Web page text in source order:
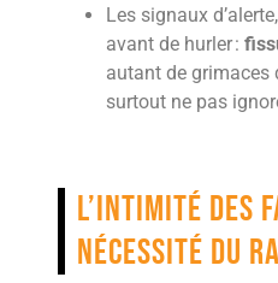
Les signaux
avant de hurler :
autant de grimaces
surtout ne pas
L’intimité des
nécessité du